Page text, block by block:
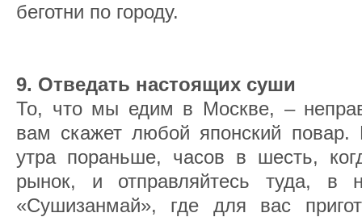
беготни по городу.
9. Отведать настоящих суши
То, что мы едим в Москве, –
вам скажет любой японский повар.
утра пораньше, часов в шесть,
рынок, и отправляйтесь туда, в
«Сушизанмай», где для вас